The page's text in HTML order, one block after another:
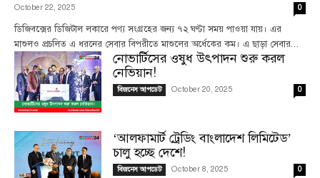
October 22, 2025 0
ডিজিবক্সের ডিজিটাল লকারে পণ্য সংগ্রহের জন্য ৭২ ঘণ্টা সময় পাওয়া যায়। এর
মাশুলও প্রচলিত এ ধরনের সেবার বিপরীতে মাশুলের অর্ধেকের কম। এ ছাড়া সেবার...
নোভার্টিসের ওষুধ উৎপাদন শুরু করল
নেভিয়ান!
বিজনেস আপডেট October 20, 2025 0
‘আলফামার্ট ট্রেডিং বাংলাদেশ লিমিটেড’
চালু হচ্ছে দেশে!
বিজনেস আপডেট October 8, 2025 0